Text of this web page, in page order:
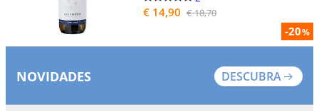
-20%
€ 14,90 € 18,70
NOVIDADES DESCUBRA